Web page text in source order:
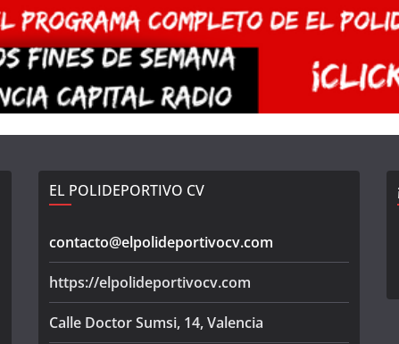
EL POLIDEPORTIVO CV
contacto@elpolideportivocv.com
https://elpolideportivocv.com
Calle Doctor Sumsi, 14, Valencia